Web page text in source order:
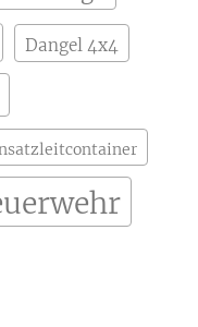
Dangel 4x4